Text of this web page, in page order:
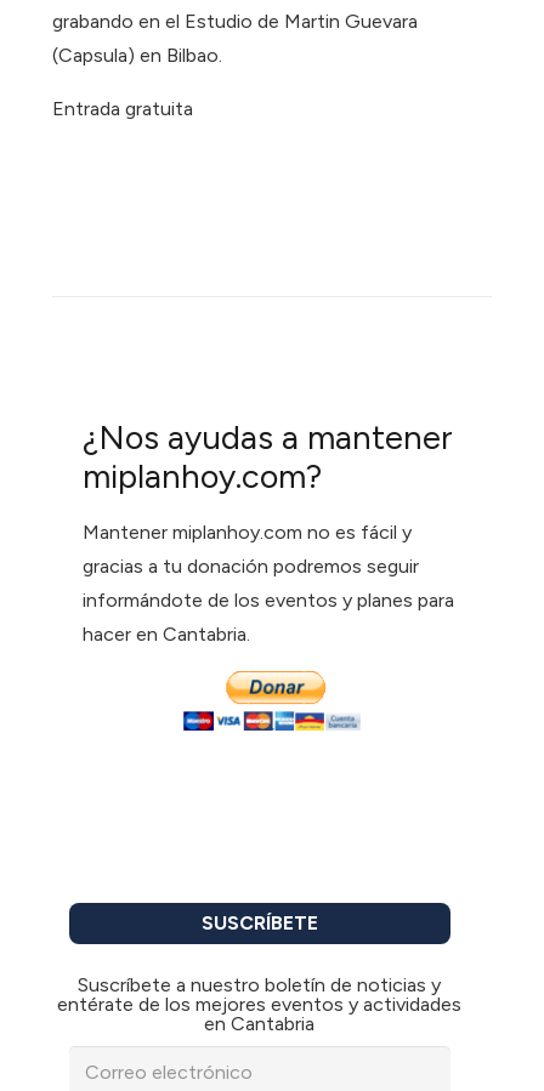
grabando en el Estudio de Martin Guevara
(Capsula) en Bilbao.
Entrada gratuita
¿Nos ayudas a mantener
miplanhoy.com?
Mantener miplanhoy.com no es fácil y
gracias a tu donación podremos seguir
informándote de los eventos y planes para
hacer en Cantabria.
SUSCRÍBETE
Suscríbete a nuestro boletín de noticias y
entérate de los mejores eventos y actividades
en Cantabria